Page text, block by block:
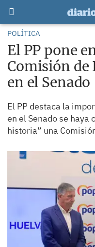
POLÍTICA
El PP pone
Comisión de
en el Senado
El PP destaca la
en el Senado se haya
historia” una